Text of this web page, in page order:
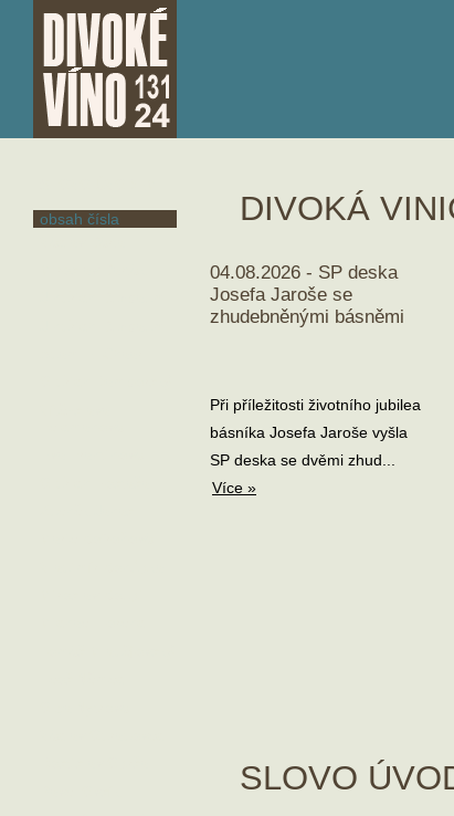
obsah čísla DIVOKÁ
04.08.2026 - SP deska
Josefa Jaroše se
zhudebněnými básněmi
Při příležitosti životního jubilea
básníka Josefa Jaroše vyšla
SP deska se dvěmi zhud...
Více »
SLOVO